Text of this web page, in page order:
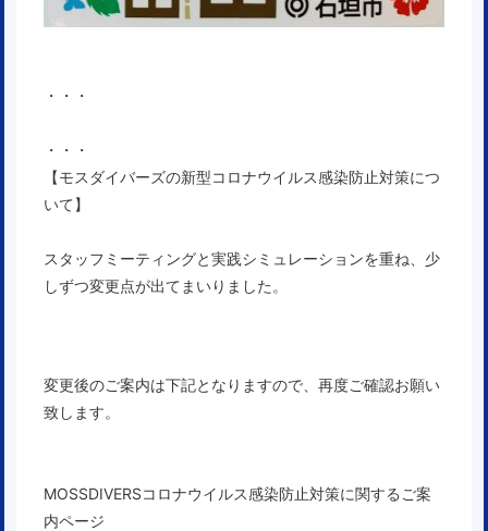
・・・
・・・
【モスダイバーズの新型コロナウイルス感染防止対策につ
いて】
スタッフミーティングと実践シミュレーションを重ね、少
しずつ変更点が出てまいりました。
変更後のご案内は下記となりますので、 再度ご確認お願い
致します。
MOSSDIVERSコロナウイルス感染防止対策に関するご案
内ページ